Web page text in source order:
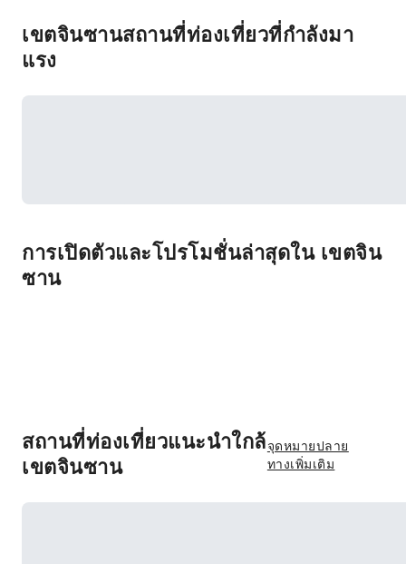
เขตจินซานสถานที่ท่องเที่ยวที่กำลังมา
แรง
การเปิดตัวและโปรโมชั่นล่าสุดใน เขตจิน
ซาน
สถานที่ท่องเที่ยวแนะนำใกล้
เขตจินซาน
จุดหมายปลาย
ทางเพิ่มเติม